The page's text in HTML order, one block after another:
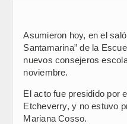
Asumieron hoy, en el
Santamarina” de la
nuevos consejeros
noviembre.
El acto fue presidido por
Etcheverry, y no estuvo
Mariana Cosso.